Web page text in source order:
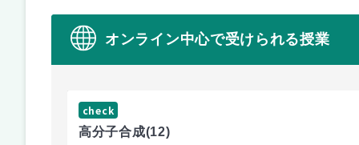
オンライン中心で受けられる授業
check
高分子合成(12)